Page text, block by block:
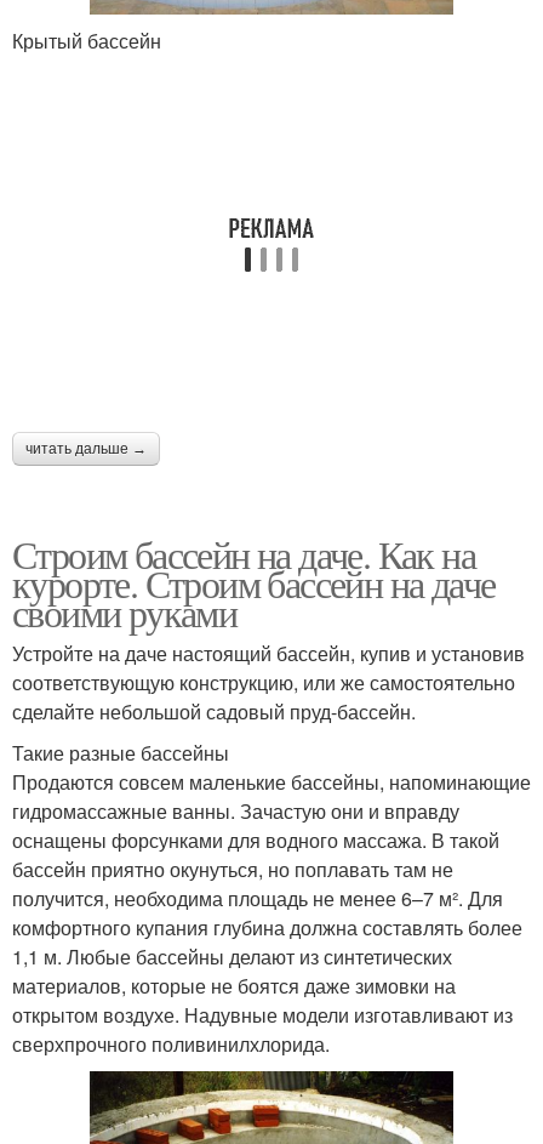
Бассейн из
пластиковой емкости
Бассейн на участке Площадки под бассейн
Бассейны для дачного
участка
Кирпичный бассейн
металлических листьев
Маленький бассейн
Многоуровневый
бассейн
Надувной бассейн Пластиковый бассейн
Крытый бассейн
читать дальше →
Строим бассейн на даче. Как на
курорте. Строим бассейн на даче
своими руками
Устройте на даче настоящий бассейн, купив и установив
соответствующую конструкцию, или же самостоятельно
сделайте небольшой садовый пруд-бассейн.
Такие разные бассейны
Продаются совсем маленькие бассейны, напоминающие
гидро­массажные ванны. Зачастую они и вправду
оснащены форсунками для водного массажа. В такой
бассейн приятно окунуться, но поплавать там не
получится, необходима площадь не менее 6–7 м². Для
комфортного купания глубина должна составлять более
1,1 м. Любые бассейны делают из синтетических
материалов, которые не боятся даже зимовки на
открытом воздухе. Надувные модели изготавливают из
сверхпрочного поливинилхлорида.